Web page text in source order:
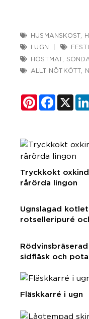
HUSMANSKOST
I UGN
HÖSTMAT
ALLT NÖTKÖTT
Pinterest X
Tryckkokt
rårörda lingon
Ugnslagad
rotselleripuré
sidfläsk och
Fläskkarré i ugn